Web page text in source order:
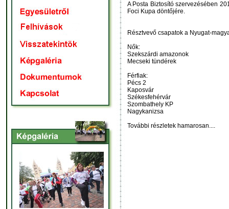
A Posta Biztosító szervezésében
Foci Kupa döntőjére.
Résztvevő csapatok a Nyugat-
Nők:
Szekszárdi amazonok
Mecseki tündérek
Férfiak:
Pécs 2
Kaposvár
Székesfehérvár
Szombathely KP
Nagykanizsa
További részletek hamarosan....